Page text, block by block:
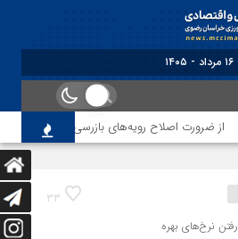
از ضرورت اصلاح رویه‌های بازرسی تا لزوم اصلاح
33
نرخ‌های بهره